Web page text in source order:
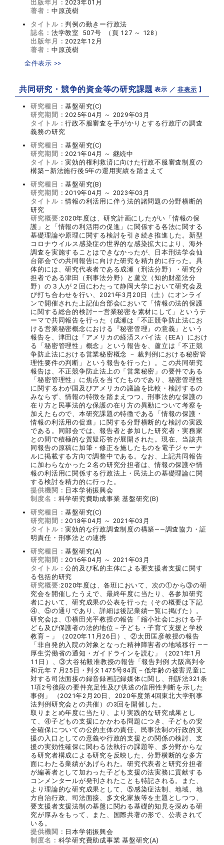
出版年月：2023年01月
著者： 中原茂樹
タイトル： 判例の動きー行政法
誌名： 法学教室 507号 （頁 127 ～ 128）
出版年月：2022年12月
著者： 中原茂樹
全件表示 >>
共同研究・競争的資金等の研究課題【 表示 ／非表示 】
研究種目：基盤研究(C)
研究期間：2025年04月 ～ 2029年03月
タイトル：行政不服審査を手がかりとする行政庁の調査
義務の研究
研究種目：基盤研究(C)
研究期間：2021年04月 ～ 継続中
タイトル：実効的権利救済に向けた行政不服審査制度の
構築―新法施行後5年の運用実績を踏まえて
研究種目：基盤研究(B)
研究期間：2019年04月 ～ 2023年03月
タイトル：情報の利活用に伴う法的諸問題の分野横断的
研究
研究概要:2020年度は、研究計画にしたがい「情報の保
護」と「情報の利活用の促進」に関係する各法に関する
基礎理論や原理に関する検討を引き続き推進した。新型
コロナウイルス感染症の世界的な感染拡大により、海外
調査を実施することはできなかったが、日本刑法学会仙
台部会での共同報告に向けた研究を精力的に行った。具
体的には、研究代表者である成瀬（刑法分野）・研究分
担者である津田（刑事法分野）と蘆立（知的財産法分
野）の３人が２回にわたって静岡大学において研究会及
び打ち合わせを行い、2021年3月20日（土）にオンライ
ンで開催された上記仙台部会において「情報の法的保護
に関する総合的検討――営業秘密を素材にして」というテ
ーマで共同報告を行った（成瀬は「不正競争防止法にお
ける営業秘密概念における『秘密管理』の意義」という
報告を、津田は「アメリカの経済スパイ法（EEA）におけ
る「秘密管理性」概念」という報告を、蘆立は「不正競
争防止法における営業秘密概念 － 裁判例における秘密管
理性要件の判断」という報告を行った）。この共同研究
報告は、不正競争防止法上の「営業秘密」の要件である
「秘密管理性」に焦点を当てたものであり、秘密管理性
に関するわが国及びアメリカの議論を比較・検討するの
みならず、情報の特徴を踏まえつつ、刑事法的な保護の
在り方と民事法的な保護の在り方の異動について考察を
加えたもので、本研究課題の特徴である「情報の保護・
情報の利活用の促進」に関する分野横断的な検討の実践
である。同部会では、報告者と参加した研究者・実務家
との間で積極的な質疑応答が展開された。現在、当該共
同報告の原稿に加筆・修正を施したものを電子ジャーナ
ルに掲載する方向で調整中である。なお、上記共同報告
に加わらなかった２名の研究分担者は、情報の保護や情
報の利活用に関係する行政法上・民法上の基礎理論に関
する検討を精力的に行った。
提供機関： 日本学術振興会
制度名： 科学研究費助成事業 基盤研究(B)
研究種目：基盤研究(C)
研究期間：2018年04月 ～ 2021年03月
タイトル：実効的な行政調査制度の構築――調査協力・証
明責任・刑事法との連携
研究種目：基盤研究(A)
研究期間：2016年04月 ～ 2021年03月
タイトル：公的及び私的主体による要支援者支援に関す
る包括的研究
研究概要:2020年度は、各班において、次の①から③の研
究会を開催したうえで、最終年度に当たり、各参加研究
者において、研究成果の公表を行った（その概要は下記
④、⑤の通りであり、詳細は後記業績一覧に掲げた）。
研究会は、①横田光平教授の報告「縮小社会における子
ども及び保護者の法的地位－子ども・子育て支援と学校
教育－」（2020年11月26日）、②太田匡彦教授の報告
「非自発的入院の対象となった精神障害者の地域移行 ――
厚生労働省の通知・ガイドラインを読む」（2021年1月
11日）、③大谷祐毅准教授の報告「報告判例 大阪高判令
和元年７月25日・判タ1475号84頁－低年齢の被害児童に
対する司法面接の録音録画記録媒体に関し、刑訴法321条
1項2号後段の要件充足性及び供述の信用性判断を示した
事例」 （2021年2月20日、2020年度第4回東北大学刑事
法判例研究会との共催）の3回を開催した。
取りまとめ年度に当たり、より実践的な研究成果とし
て、④子どもの支援にかかわる問題につき、子どもの安
全確保についての公的主体の責任、民事法制の行政的支
援の入口としての意義や行政的支援との関係の検討、支
援の実効性確保に関わる法執行の課題等、多分野からな
る研究者構成による研究を反映した、分野横断的な多方
面にわたる業績があげられた。研究代表者と研究分担者
が編著者として加わった子ども支援の法実務に貢献する
コンメンタールが発刊されたことも特記される。また、
より理論的な研究成果として、⑤感染症法制、地域、地
方自治行政、司法面接、多文化家族等を主題としつつ、
要支援者支援法制の基盤に関わる基礎的知見を深める研
究が厚みをもって、また、国際共著の形で、公表されて
いる。
提供機関： 日本学術振興会
制度名： 科学研究費助成事業 基盤研究(A)